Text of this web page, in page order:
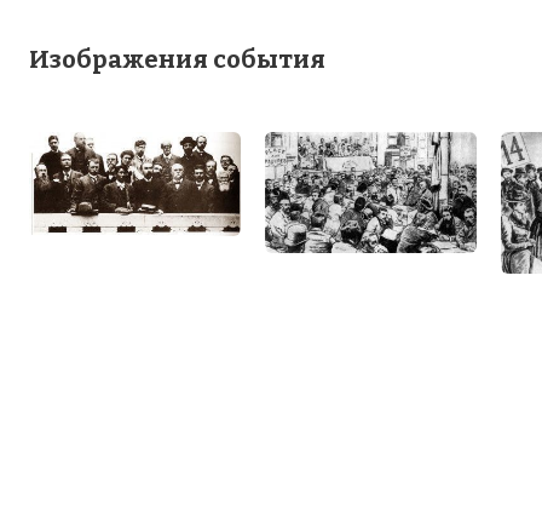
Изображения события